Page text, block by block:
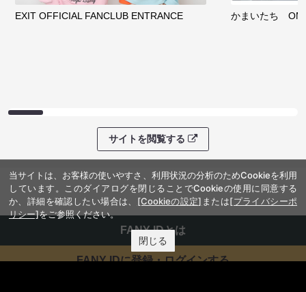
EXIT OFFICIAL FANCLUB ENTRANCE かまいたち
サイトを閲覧する
FANY IDとは
FANY IDに登録・ログインする
当サイトは、お客様の使いやすさ、利用状況の分析のためCookieを利用
しています。このダイアログを閉じることでCookieの使用に同意する
か、詳細を確認したい場合は、 [Cookieの設定] または[プライバシーポ
リシー]をご参照ください。
閉じる